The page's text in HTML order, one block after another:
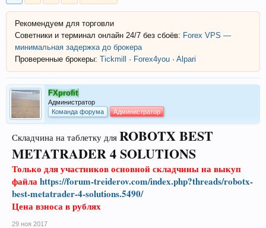
Рекомендуем для торговли
Советники и терминал онлайн 24/7 без сбоёв: Forex VPS —
минимальная задержка до брокера
Проверенные брокеры: Tickmill · Forex4you · Alpari
FXprofit
Администратор
Команда форума
Администратор
Складчина на таблетку для ROBOTX BEST
METATRADER 4 SOLUTIONS
Только для участников основной складчины на выкуп
файлаhttps://forum-treiderov.com/index.php?threads/robotx-
best-metatrader-4-solutions.5490/
Цена взноса в рублях
29 ноя 2017